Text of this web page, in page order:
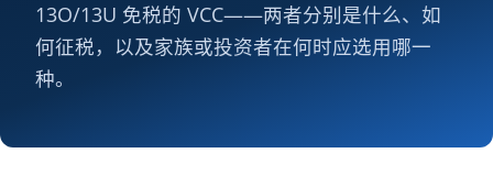
13O/13U 免税的 VCC——两者分别是什么、如
何征税，以及家族或投资者在何时应选用哪一
种。